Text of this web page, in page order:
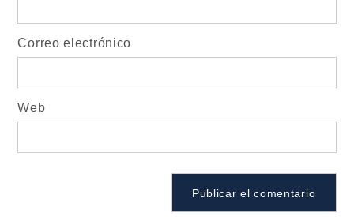
Correo electrónico
Web